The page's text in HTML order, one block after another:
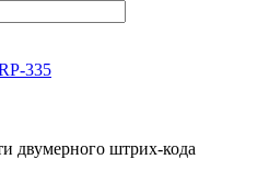
335
двумерного штрих-кода